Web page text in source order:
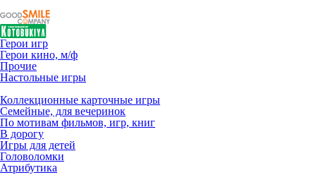
Герои игр
Герои кино, м/ф
Прочие
Настольные игры
Коллекционные карточные игры
Семейные, для вечеринок
По мотивам фильмов, игр, книг
В дорогу
Игры для детей
Головоломки
Атрибутика